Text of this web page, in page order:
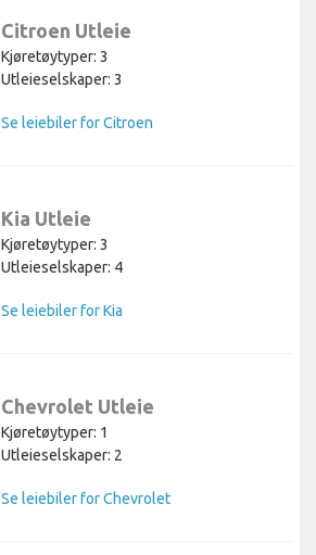
Citroen Utleie
Kjøretøytyper: 3
Utleieselskaper: 3
Se leiebiler for Citroen
Kia Utleie
Kjøretøytyper: 3
Utleieselskaper: 4
Se leiebiler for Kia
Chevrolet Utleie
Kjøretøytyper: 1
Utleieselskaper: 2
Se leiebiler for Chevrolet